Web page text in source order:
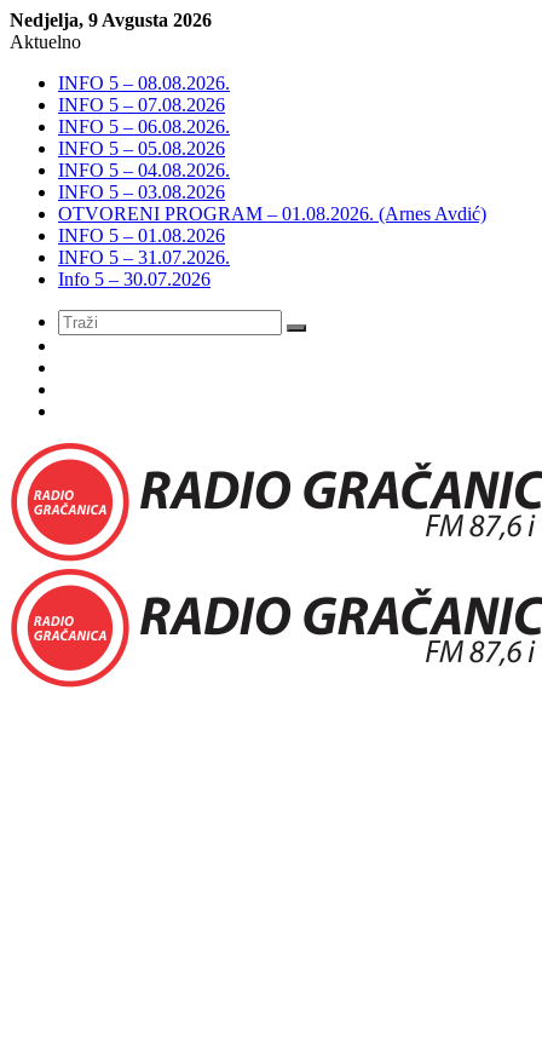
Nedjelja, 9 Avgusta 2026
Aktuelno
INFO 5 – 08.08.2026.
INFO 5 – 07.08.2026
INFO 5 – 06.08.2026.
INFO 5 – 05.08.2026
INFO 5 – 04.08.2026.
INFO 5 – 03.08.2026
OTVORENI PROGRAM – 01.08.2026. (Arnes Avdić)
INFO 5 – 01.08.2026
INFO 5 – 31.07.2026.
Info 5 – 30.07.2026
Meni